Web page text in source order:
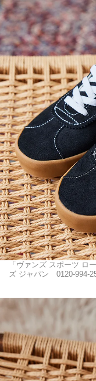
「ヴァンズ スポーツ ロ
ズ ジャパン 0120-994-